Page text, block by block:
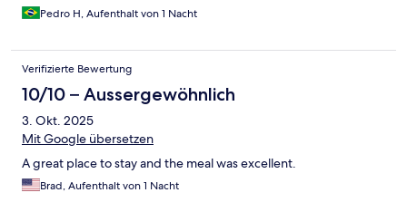
Pedro H, Aufenthalt von 1 Nacht
Verifizierte Bewertung
10/10 – Aussergewöhnlich
3. Okt. 2025
Mit Google übersetzen
A great place to stay and the meal was excellent.
Brad, Aufenthalt von 1 Nacht